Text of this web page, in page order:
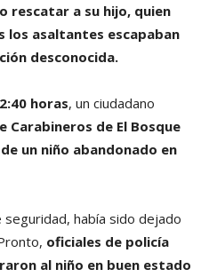
rescatar a su hijo, quien
los asaltantes escapaban
desconocida.
horas, un ciudadano
Carabineros de El Bosque
un niño abandonado en
seguridad, había sido dejado
oficiales de policía
al niño en buen estado